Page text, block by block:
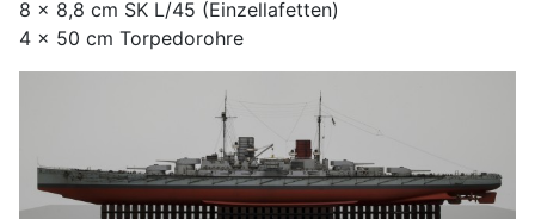
8 x 8,8 cm SK L/45 (Einzellafetten)
4 x 50 cm Torpedorohre